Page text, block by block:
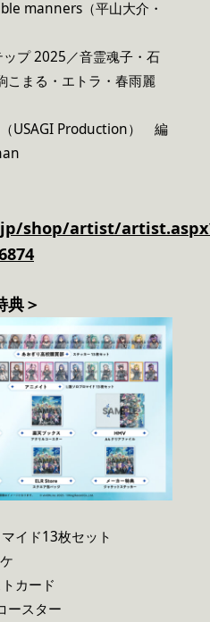
manners（平山大介・
プ 2025／音霊魂子・石
こまる・エトラ・春雨麗
USAGI Production） 編
shop/artist/
典＞
イド13枚セット
カード
ースター